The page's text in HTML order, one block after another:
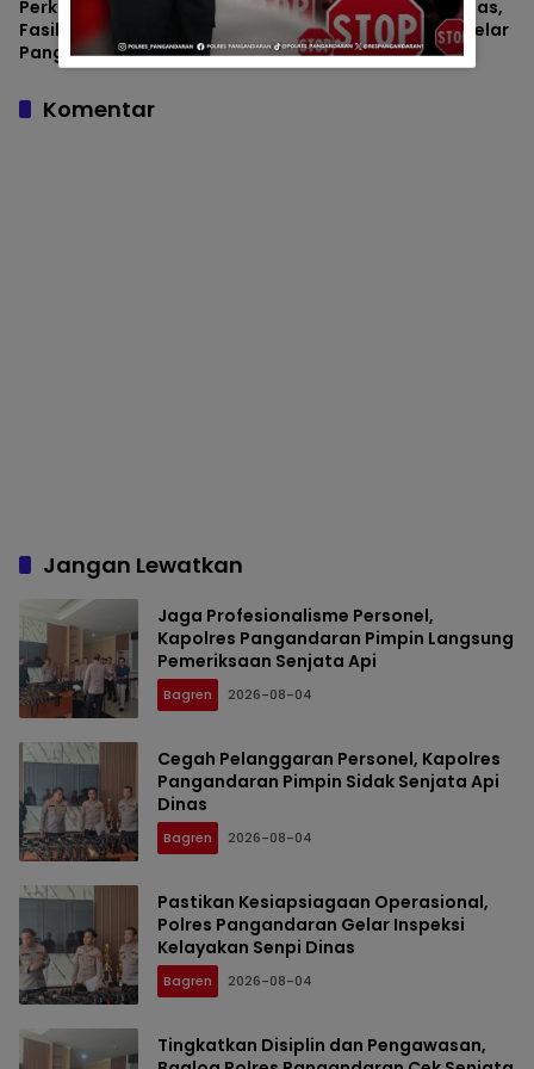
Perkuat Akuntabilitas
Fasilitas Dinas, Polres
Pangandaran Gelar
Pemeriksaan Senpi Berkala
Gandeng Dai Kamtibmas,
Polres Pangandaran Gelar
Pembinaan Rohani di
Auditorium Utama
Komentar
Jangan Lewatkan
Jaga Profesionalisme Personel,
Kapolres Pangandaran Pimpin Langsung
Pemeriksaan Senjata Api
Bagren 2026-08-04
Cegah Pelanggaran Personel, Kapolres
Pangandaran Pimpin Sidak Senjata Api
Dinas
Bagren 2026-08-04
Pastikan Kesiapsiagaan Operasional,
Polres Pangandaran Gelar Inspeksi
Kelayakan Senpi Dinas
Bagren 2026-08-04
Tingkatkan Disiplin dan Pengawasan,